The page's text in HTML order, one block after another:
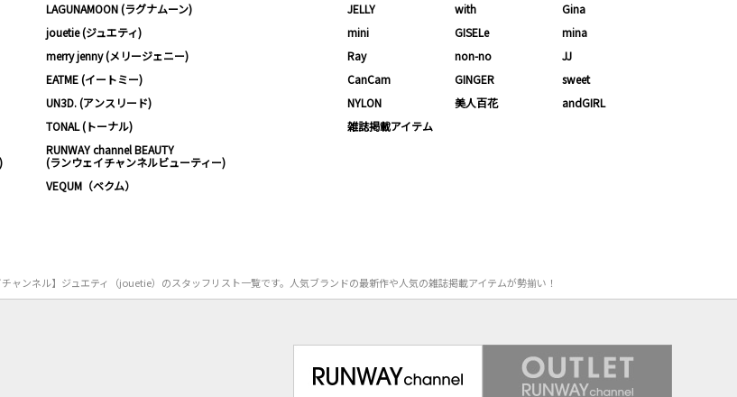
LAGUNAMOON (ラグナムーン)
jouetie (ジュエティ)
merry jenny (メリージェニー)
EATME (イートミー)
UN3D. (アンスリード)
TONAL (トーナル)
RUNWAY channel BEAUTY
(ランウェイチャンネルビューティー)
VEQUM（ベクム）
JELLY
with
Gina
mini
GISELe
mina
Ray
non-no
JJ
CanCam
GINGER
sweet
NYLON
美人百花
andGIRL
雑誌掲載アイテム
ャンネル】ジュエティ（jouetie）のスタッフリスト一覧です。人気ブランドの最新作や人気の雑誌掲載アイテムが勢揃い！